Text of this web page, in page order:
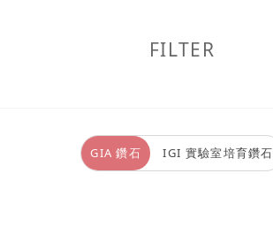
FILTER
GIA 鑽石 IGI 實驗室培育鑽石